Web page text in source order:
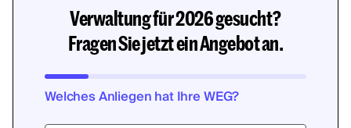
Verwaltung für 2026 gesucht?
Fragen Sie jetzt ein Angebot an.
Welches Anliegen hat Ihre WEG?